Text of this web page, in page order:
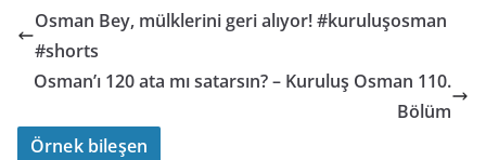
Osman Bey, mülklerini geri alıyor! #kuruluşosman
#shorts
Osman’ı 120 ata mı satarsın? – Kuruluş Osman 110.
Bölüm
Örnek bileşen